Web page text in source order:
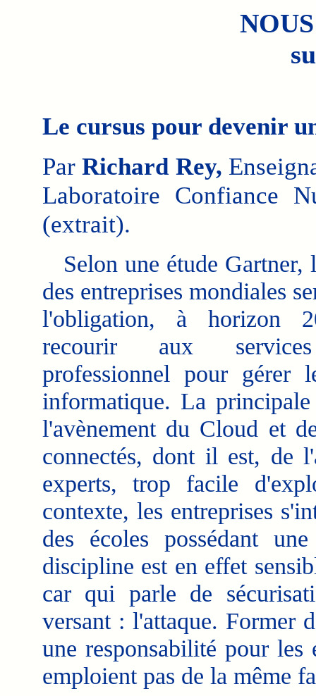
Le cursus pour devenir
ParRichard Rey,
Laboratoire Confiance
(extrait).
Selon une étude Gartner,
des entreprises mondiales
l'obligation, à horizon
recourir aux
professionnel pour gérer
informatique. La
l'avènement du Cloud et
connectés, dont il est, de
experts, trop facile
contexte, les entreprises
des écoles possédant
discipline est en effet
car qui parle de
versant : l'attaque. Former
une responsabilité pour les
emploient pas de la même